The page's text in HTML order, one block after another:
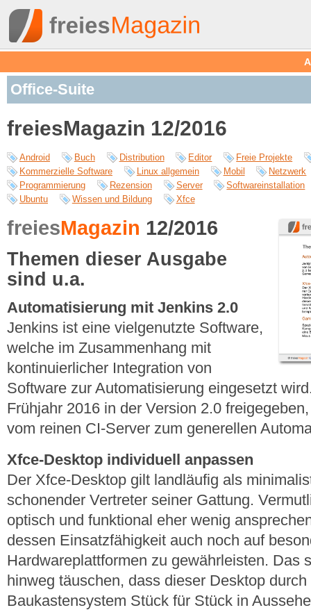
Office-Suite
freiesMagazin 12/2016
Android Buch Distribution Editor
Freie Projekte
Kommerzielle Software
Linux allgemein Mobil
Netzwerk
Programmierung
Rezension Server
Softwareinstallation
Ubuntu
Wissen und Bildung Xfce
freiesMagazin 12/2016
Themen dieser Ausgabe
sind u.a.
Automatisierung mit Jenkins 2.0
Jenkins ist eine vielgenutzte Software,
welche im Zusammenhang mit
kontinuierlicher Integration von
Software zur Automatisierung eingesetzt
Frühjahr 2016 in der Version 2.0
vom reinen CI-Server zum generellen
Xfce-Desktop individuell anpassen
Der Xfce-Desktop gilt landläufig als
schonender Vertreter seiner Gattung.
optisch und funktional eher wenig
dessen Einsatzfähigkeit auch noch auf
Hardwareplattformen zu gewährleisten. Das
hinweg täuschen, dass dieser Desktop
Baukastensystem Stück für Stück in